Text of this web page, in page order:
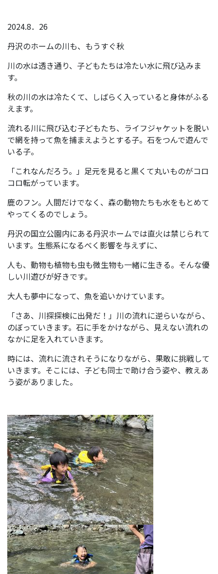
2024.8．26
丹沢のホームの川も、もうすぐ秋
川の水は透き通り、子どもたちは冷たい水に飛び込みま
す。
秋の川の水は冷たくて、しばらく入っていると身体がふる
えます。
流れる川に飛び込む子どもたち、ライフジャケットを脱い
で網を持って魚を捕まえようとする子。石をつんで遊んで
いる子。
「これなんだろう。」足元を見ると黒くて丸いものがコロ
コロ転がっています。
鹿のフン。人間だけでなく、森の動物たちも水をもとめて
やってくるのでしょう。
丹沢の国立公園内にある丹沢ホームでは直火は禁じられて
います。生態系になるべく影響を与えずに、
人も、動物も植物も虫も微生物も一緒に生きる。そんな優
しい川遊びが好きです。
大人も夢中になって、魚を追いかけています。
「さあ、川探探検に出発だ！」川の流れに逆らいながら、
のぼっていきます。石に手をかけながら、見えない流れの
なかに足を入れていきます。
時には、流れに流されそうになりながら、果敢に挑戦して
いきます。そこには、子ども同士で助け合う姿や、教えあ
う姿がありました。